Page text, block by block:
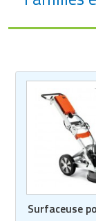
Surfaceuse